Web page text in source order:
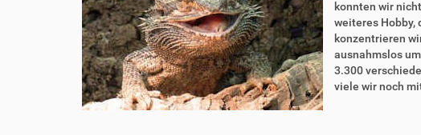
konnten wir
weiteres Hobby,
konzentrieren
ausnahmslos
3.300
viele wir noch